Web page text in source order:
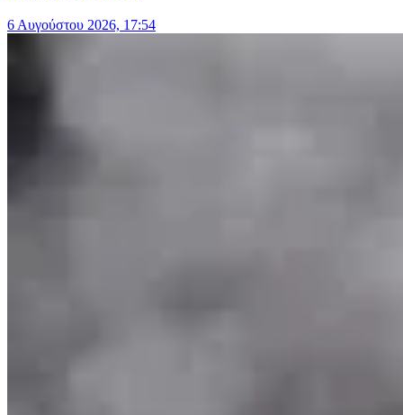
6 Αυγούστου 2026, 17:54